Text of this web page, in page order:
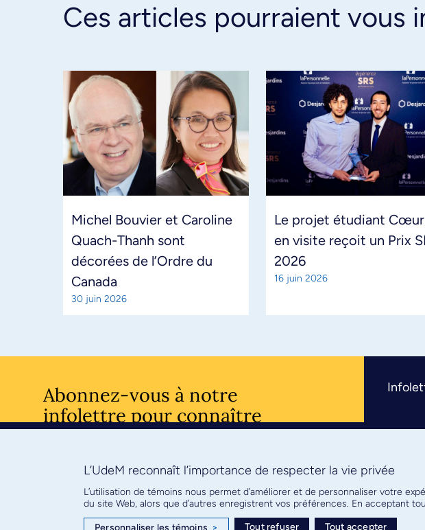
Ces articles pourraient vous
Michel Bouvier et Caroline
Quach-Thanh sont
décorées de l’Ordre du
Canada
30 juin 2026
Le projet étudiant
en visite reçoit un Prix
2026
16 juin 2026
Abonnez-vous à notre
infolettre pour connaître
l’actualité facultaire
S'ABONNER
L’UdeM reconnaît l’importance de respecter la vie privée
L’utilisation de témoins nous permet d’améliorer et de personnaliser votre
du site Web, alors que d’autres enregistrent vos préférences. En acceptant
Personnaliser les témoins > Tout refuser Tout accepter